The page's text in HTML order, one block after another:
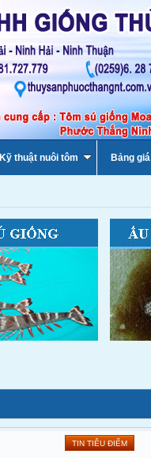
Kỹ thuật nuôi tôm Bảng giá
TIN TIÊU ĐIỂM